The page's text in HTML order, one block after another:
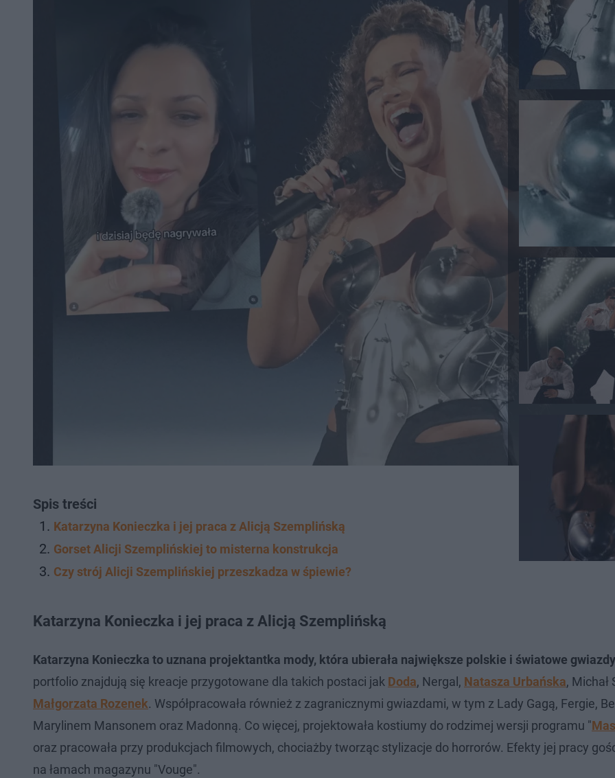
Spis treści
Katarzyna Konieczka i jej praca z Alicją Szemplińską
Gorset Alicji Szemplińskiej to misterna konstrukcja
Czy strój Alicji Szemplińskiej przeszkadza w śpiewie?
Katarzyna Konieczka i jej praca z Alicją Szemplińską
Katarzyna Konieczka to uznana projektantka mody, która ubierała największe polskie i światowe gwiazdy
portfolio znajdują się kreacje przygotowane dla takich postaci jak Doda, Nergal, Natasza Urbańska, Michał
Małgorzata Rozenek. Współpracowała również z zagranicznymi gwiazdami, w tym z Lady Gagą, Fergie,
Marylinem Mansonem oraz Madonną. Co więcej, projektowała kostiumy do rodzimej wersji programu "
oraz pracowała przy produkcjach filmowych, chociażby tworząc stylizacje do horrorów. Efekty jej pracy
na łamach magazynu "Vouge".